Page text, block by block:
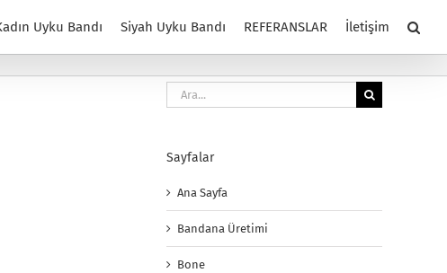
Uyku Bandı Siyah Uyku Bandı REFERANSLAR İletişim
Ara:
Sayfalar
Ana Sayfa
Bandana Üretimi
Bone